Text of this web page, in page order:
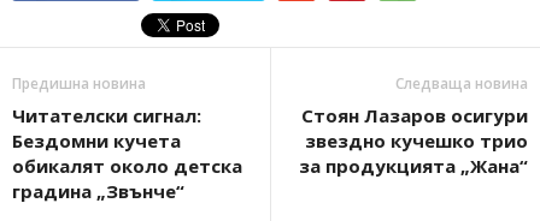
Предишна новина
Читателски сигнал:
Бездомни кучета
обикалят около детска
градина „Звънче“
Следваща новина
Стоян Лазаров осигури
звездно кучешко трио
за продукцията „Жана“